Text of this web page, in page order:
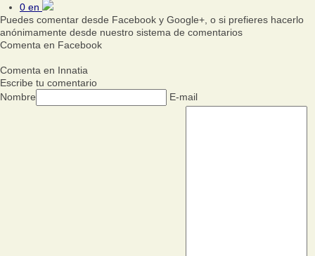
0 en
Puedes comentar desde Facebook y Google+, o si prefieres hacerlo
anónimamente desde nuestro sistema de comentarios
Comenta en Facebook
Comenta en Innatia
Escribe tu comentario
Nombre
E-mail